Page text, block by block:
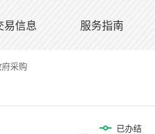
易信息 服务指南
府采购
已办结